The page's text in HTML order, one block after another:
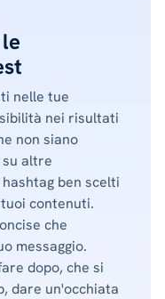
nelle tue
nei risultati
non siano
altre
ben scelti
contenuti.
che
messaggio.
dopo, che si
dare un'occhiata